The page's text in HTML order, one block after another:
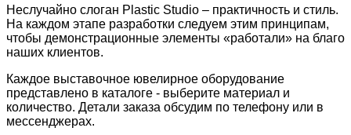
Неслучайно слоган Plastic Studio – практичность и стиль.
На каждом этапе разработки следуем этим принципам,
чтобы демонстрационные элементы «работали» на благо
наших клиентов.
Каждое выставочное ювелирное оборудование
представлено в каталоге - выберите материал и
количество. Детали заказа обсудим по телефону или в
мессенджерах.